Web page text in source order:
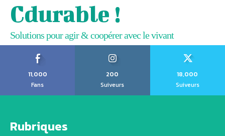
Cdurable !
Solutions pour agir & coopérer avec le vivant
11,000
Fans
200
Suiveurs
18,000
Suiveurs
Rubriques